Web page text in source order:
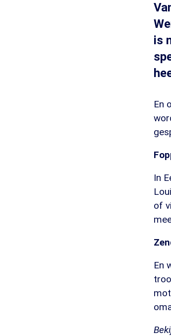
is
En
In
of
En